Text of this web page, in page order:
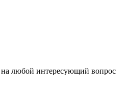
любой интересующий вопрос